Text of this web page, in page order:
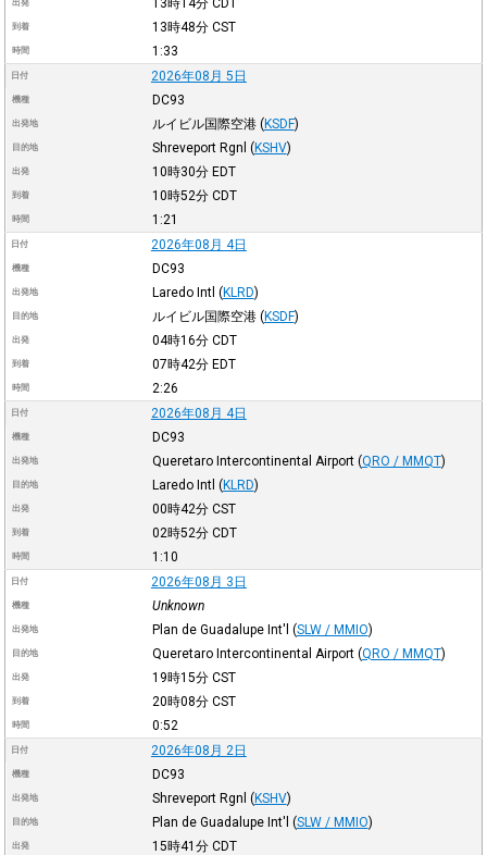
出発
到着 13時48分 CST
時間 1:33
日付 2026年08月 5日
機種 DC93
出発地 ルイビル国際空港 (KSDF)
目的地 Shreveport Rgnl (KSHV)
出発 10時30分 EDT
到着 10時52分 CDT
時間 1:21
日付 2026年08月 4日
機種 DC93
出発地 Laredo Intl (KLRD)
目的地 ルイビル国際空港 (KSDF)
出発 04時16分 CDT
到着 07時42分 EDT
時間 2:26
日付 2026年08月 4日
機種 DC93
出発地 Queretaro Intercontinental Airport (QRO / MMQT)
目的地 Laredo Intl (KLRD)
出発 00時42分 CST
到着 02時52分 CDT
時間 1:10
日付 2026年08月 3日
機種 Unknown
出発地 Plan de Guadalupe Int'l (SLW / MMIO)
目的地 Queretaro Intercontinental Airport (QRO / MMQT)
出発 19時15分 CST
到着 20時08分 CST
時間 0:52
日付 2026年08月 2日
機種 DC93
出発地 Shreveport Rgnl (KSHV)
目的地 Plan de Guadalupe Int'l (SLW / MMIO)
出発 15時41分 CDT